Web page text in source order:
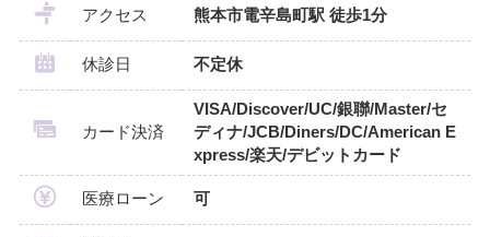
アクセス 熊本市電辛島町駅 徒歩1分
休診日 不定休
カード決済
VISA/Discover/UC/銀聯/Master/セ
ディナ/JCB/Diners/DC/American E
xpress/楽天/デビットカード
医療ローン 可